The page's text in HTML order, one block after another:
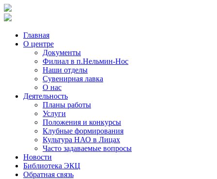
Главная
О центре
Документы
Филиал в п.Нельмин-Нос
Наши отделы
Сувенирная лавка
О нас
Деятельность
Планы работы
Услуги
Положения и конкурсы
Клубные формирования
Культура НАО в Лицах
Часто задаваемые вопросы
Новости
Библиотека ЭКЦ
Обратная связь